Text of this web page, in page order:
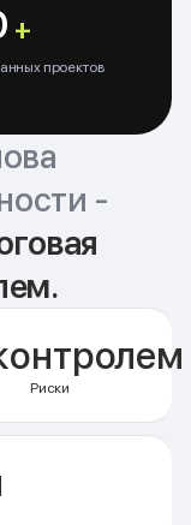
+
проектов
-
Риски